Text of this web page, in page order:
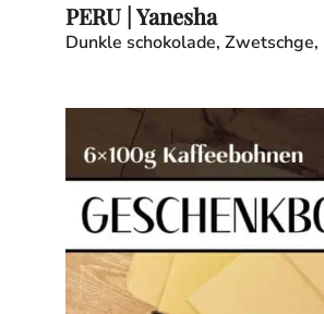
PERU | Yanesha
Dunkle schokolade,